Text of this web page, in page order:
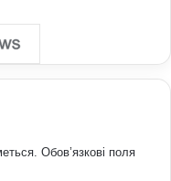
Обов’язкові поля